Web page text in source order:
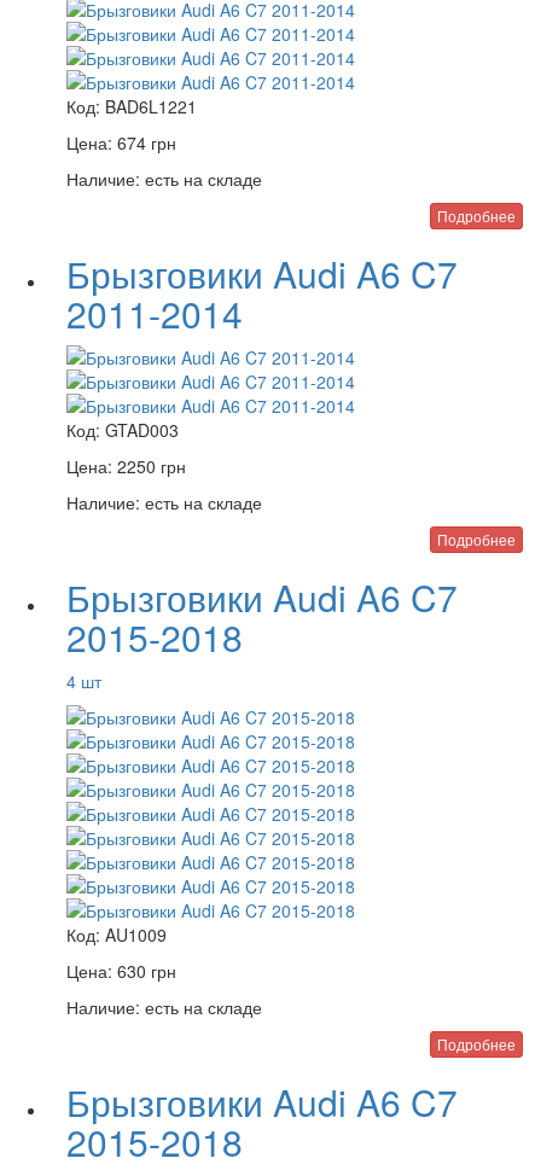
Код: BAD6L1221
Цена: 674 грн
Наличие: есть на складе
Подробнее
Брызговики Audi A6 C7
2011-2014
Код: GTAD003
Цена: 2250 грн
Наличие: есть на складе
Подробнее
Брызговики Audi A6 C7
2015-2018
4 шт
Код: AU1009
Цена: 630 грн
Наличие: есть на складе
Подробнее
Брызговики Audi A6 C7
2015-2018